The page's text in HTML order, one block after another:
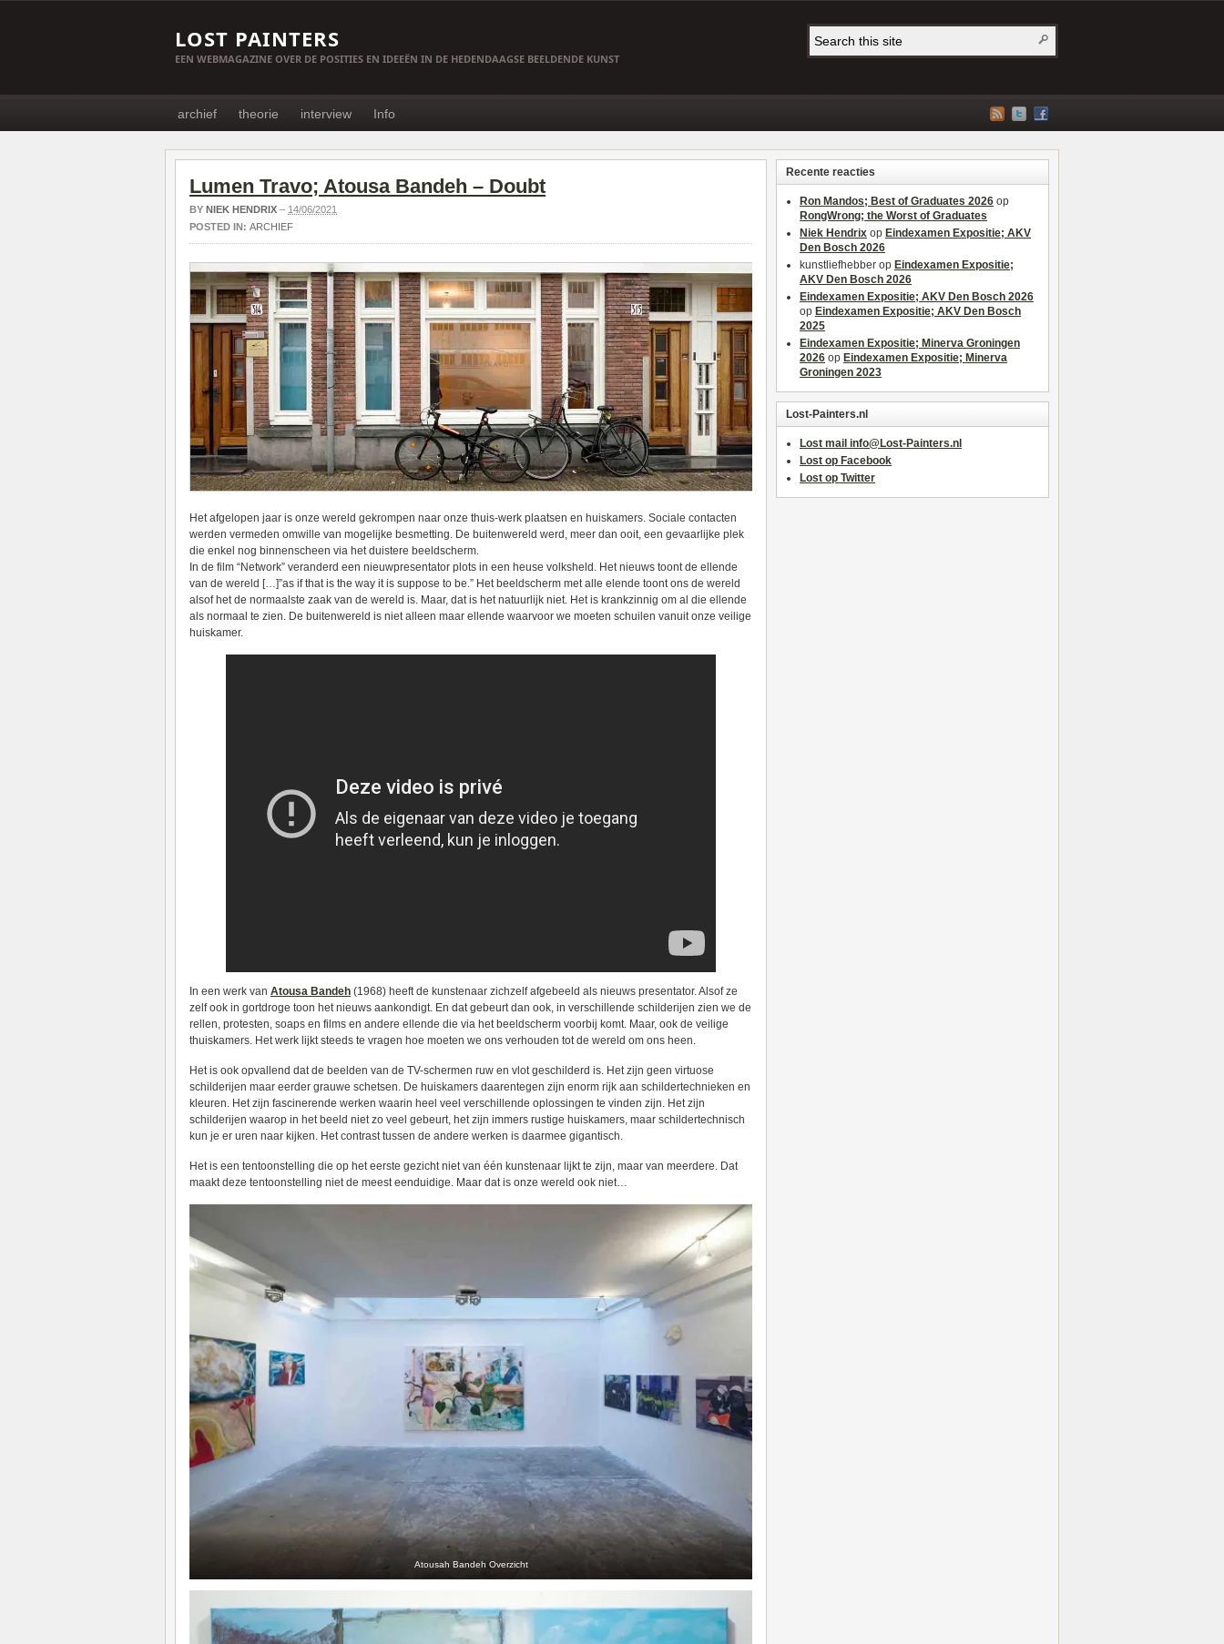
LOST PAINTERS
EEN WEBMAGAZINE OVER DE POSITIES EN IDEEËN IN DE HEDENDAAGSE BEELDENDE KUNST
archief theorie interview Info
Lumen Travo; Atousa Bandeh – Doubt
BY NIEK HENDRIX – 14/06/2021
POSTED IN: ARCHIEF
Het afgelopen jaar is onze wereld gekrompen naar onze thuis-werk plaatsen en huiskamers. Sociale contacten
werden vermeden omwille van mogelijke besmetting. De buitenwereld werd, meer dan ooit, een gevaarlijke plek
die enkel nog binnenscheen via het duistere beeldscherm.
In de film “Network” veranderd een nieuwpresentator plots in een heuse volksheld. Het nieuws toont de ellende
van de wereld […]”as if that is the way it is suppose to be.” Het beeldscherm met alle elende toont ons de wereld
alsof het de normaalste zaak van de wereld is. Maar, dat is het natuurlijk niet. Het is krankzinnig om al die ellende
als normaal te zien. De buitenwereld is niet alleen maar ellende waarvoor we moeten schuilen vanuit onze veilige
huiskamer.
In een werk van Atousa Bandeh (1968) heeft de kunstenaar zichzelf afgebeeld als nieuws presentator. Alsof ze
zelf ook in gortdroge toon het nieuws aankondigt. En dat gebeurt dan ook, in verschillende schilderijen zien we de
rellen, protesten, soaps en films en andere ellende die via het beeldscherm voorbij komt. Maar, ook de veilige
thuiskamers. Het werk lijkt steeds te vragen hoe moeten we ons verhouden tot de wereld om ons heen.
Het is ook opvallend dat de beelden van de TV-schermen ruw en vlot geschilderd is. Het zijn geen virtuose
schilderijen maar eerder grauwe schetsen. De huiskamers daarentegen zijn enorm rijk aan schildertechnieken en
kleuren. Het zijn fascinerende werken waarin heel veel verschillende oplossingen te vinden zijn. Het zijn
schilderijen waarop in het beeld niet zo veel gebeurt, het zijn immers rustige huiskamers, maar schildertechnisch
kun je er uren naar kijken. Het contrast tussen de andere werken is daarmee gigantisch.
Het is een tentoonstelling die op het eerste gezicht niet van één kunstenaar lijkt te zijn, maar van meerdere. Dat
maakt deze tentoonstelling niet de meest eenduidige. Maar dat is onze wereld ook niet…
Atousah Bandeh Overzicht
Recente reacties
Ron Mandos; Best of Graduates 2026 op
RongWrong; the Worst of Graduates
Niek Hendrix op Eindexamen Expositie; AKV
Den Bosch 2026
kunstliefhebber op Eindexamen Expositie;
AKV Den Bosch 2026
Eindexamen Expositie; AKV Den Bosch 2026
op Eindexamen Expositie; AKV Den Bosch
2025
Eindexamen Expositie; Minerva Groningen
2026 op Eindexamen Expositie; Minerva
Groningen 2023
Lost-Painters.nl
Lost mail info@Lost-Painters.nl
Lost op Facebook
Lost op Twitter